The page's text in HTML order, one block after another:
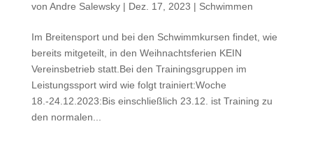
von Andre Salewsky| Dez. 17, 2023 | Schwimmen
Im Breitensport und bei den Schwimmkursen findet, wie
bereits mitgeteilt, in den Weihnachtsferien KEIN
Vereinsbetrieb statt.Bei den Trainingsgruppen im
Leistungssport wird wie folgt trainiert:Woche
18.-24.12.2023:Bis einschließlich 23.12. ist Training zu
den normalen...